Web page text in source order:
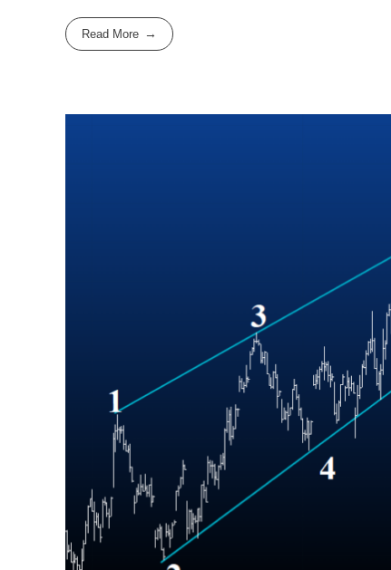
Read More